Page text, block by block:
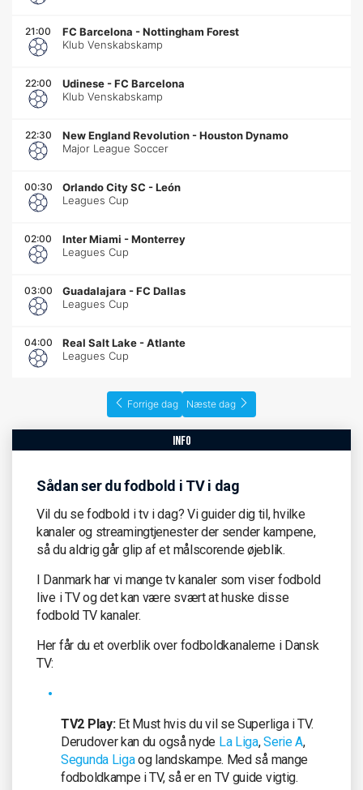
21:00 FC Barcelona -Nottingham Forest
Klub Venskabskamp
22:00 Udinese -FC Barcelona
Klub Venskabskamp
22:30 New England Revolution -Houston Dynamo
Major League Soccer
00:30 Orlando City SC -León
Leagues Cup
02:00 Inter Miami -Monterrey
Leagues Cup
03:00 Guadalajara -FC Dallas
Leagues Cup
04:00 Real Salt Lake -Atlante
Leagues Cup
Forrige dag Næste dag
info
Sådan ser du fodbold i TV i dag
Vil du se fodbold i tv i dag? Vi guider dig til, hvilke
kanaler og streamingtjenester der sender kampene,
så du aldrig går glip af et målscorende øjeblik.
I Danmark har vi mange tv kanaler som viser fodbold
live i TV og det kan være svært at huske disse
fodbold TV kanaler.
Her får du et overblik over fodboldkanalerne i Dansk
TV:
TV2 Play: Et Must hvis du vil se Superliga i TV.
Derudover kan du også nyde La Liga,Serie A,
Segunda Ligaog landskampe. Med så mange
fodboldkampe i TV, så er en TV guide vigtig.